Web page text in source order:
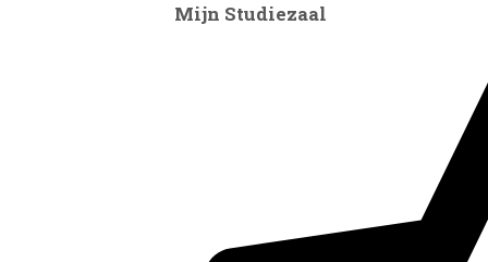
Mijn Studiezaal